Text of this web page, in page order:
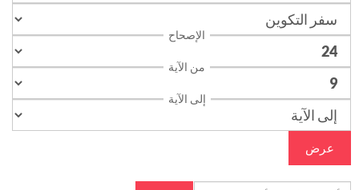
الإصحاح
من الآية
إلى الآية
عرض